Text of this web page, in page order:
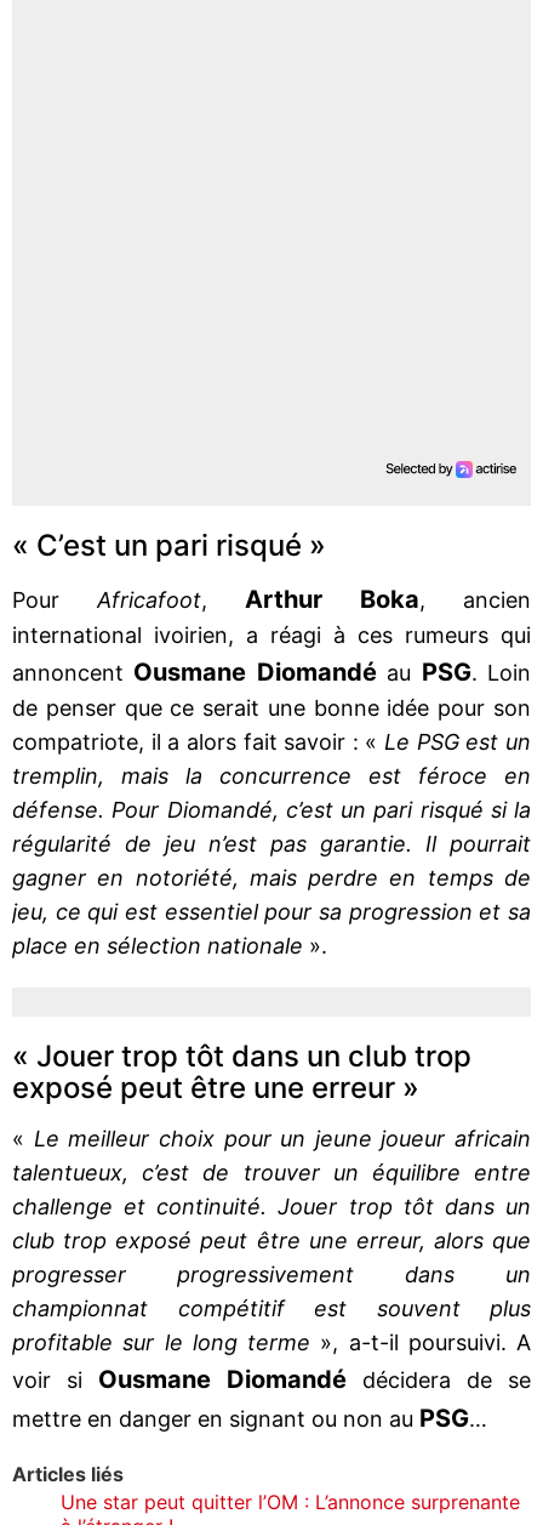
« C’est un pari risqué »
Pour Africafoot, Arthur Boka, ancien
international ivoirien, a réagi à ces rumeurs qui
annoncent Ousmane Diomandéau PSG. Loin
de penser que ce serait une bonne idée pour son
compatriote, il a alors fait savoir : « Le PSG est un
tremplin, mais la concurrence est féroce en
défense. Pour Diomandé, c’est un pari risqué si la
régularité de jeu n’est pas garantie. Il pourrait
gagner en notoriété, mais perdre en temps de
jeu, ce qui est essentiel pour sa progression et sa
place en sélection nationale ».
« Jouer trop tôt dans un club trop
exposé peut être une erreur »
« Le meilleur choix pour un jeune joueur africain
talentueux, c’est de trouver un équilibre entre
challenge et continuité. Jouer trop tôt dans un
club trop exposé peut être une erreur, alors que
progresser progressivement dans un
championnat compétitif est souvent plus
profitable sur le long terme », a-t-il poursuivi. A
voir si Ousmane Diomandé décidera de se
mettre en danger en signant ou non au PSG…
Articles liés
Une star peut quitter l’OM : L’annonce surprenante